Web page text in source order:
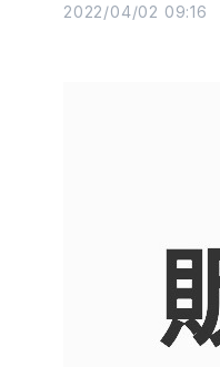
2022/04/02 09:16